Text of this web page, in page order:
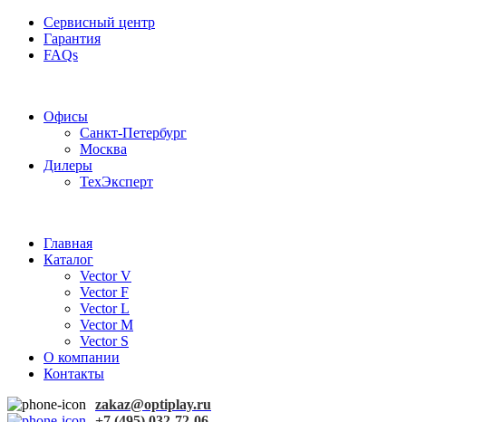
Сервисный центр
Гарантия
FAQs
Офисы
Санкт-Петербург
Москва
Дилеры
ТехЭксперт
Главная
Каталог
Vector V
Vector F
Vector L
Vector M
Vector S
О компании
Контакты
zakaz@optiplay.ru